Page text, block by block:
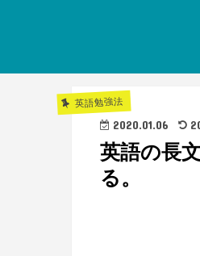
英語勉強法
2020.01.06
英語の長
る。